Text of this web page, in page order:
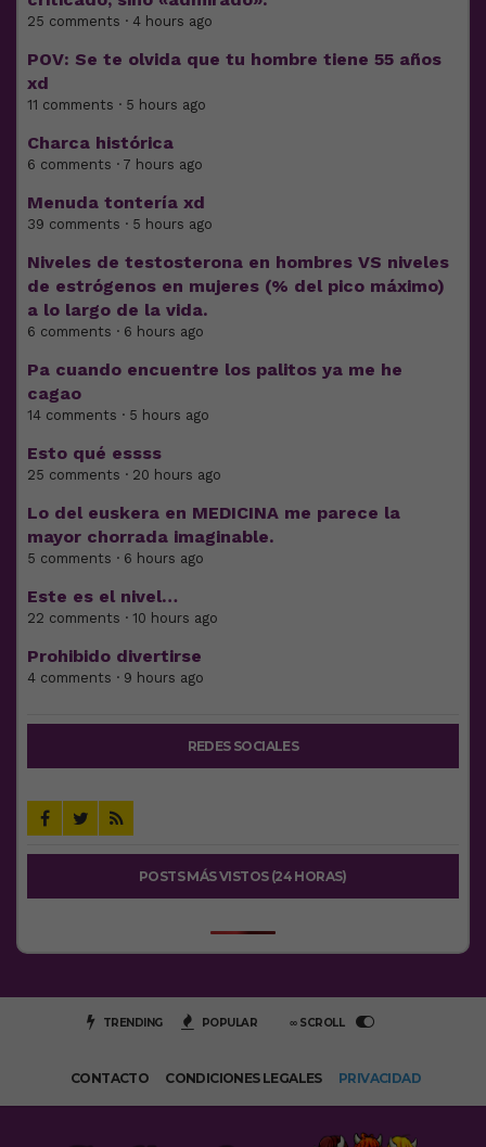
25 comments · 4 hours ago
POV: Se te olvida que tu hombre tiene 55 años
xd
11 comments · 5 hours ago
Charca histórica
6 comments · 7 hours ago
Menuda tontería xd
39 comments · 5 hours ago
Niveles de testosterona en hombres VS niveles
de estrógenos en mujeres (% del pico máximo)
a lo largo de la vida.
6 comments · 6 hours ago
Pa cuando encuentre los palitos ya me he
cagao
14 comments · 5 hours ago
Esto qué essss
25 comments · 20 hours ago
Lo del euskera en MEDICINA me parece la
mayor chorrada imaginable.
5 comments · 6 hours ago
Este es el nivel…
22 comments · 10 hours ago
Prohibido divertirse
4 comments · 9 hours ago
REDES SOCIALES
POSTS MÁS VISTOS (24 HORAS)
TRENDING POPULAR ∞ SCROLL
CONTACTO CONDICIONES LEGALES PRIVACIDAD